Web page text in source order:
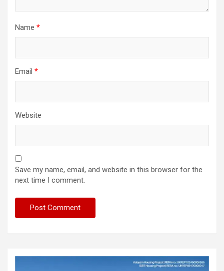
Name *
Email *
Website
Save my name, email, and website in this browser for the
next time I comment.